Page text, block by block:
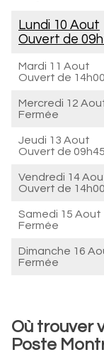
Lundi 10 Aout
Ouvert de
Mardi 11 Aout
Ouvert de
Mercredi 12
Fermée
Jeudi 13 Aout
Ouvert de
Vendredi 14
Ouvert de
Samedi 15 Aout
Fermée
Dimanche 16
Fermée
Où trouver
Poste